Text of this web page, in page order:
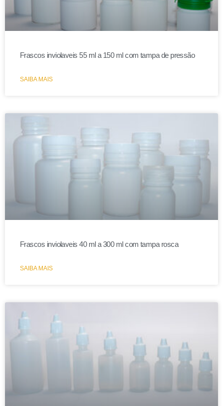
Frascos inviolaveis 55 ml a 150 ml com tampa de pressão
SAIBA MAIS
Frascos inviolaveis 40 ml a 300 ml com tampa rosca
SAIBA MAIS